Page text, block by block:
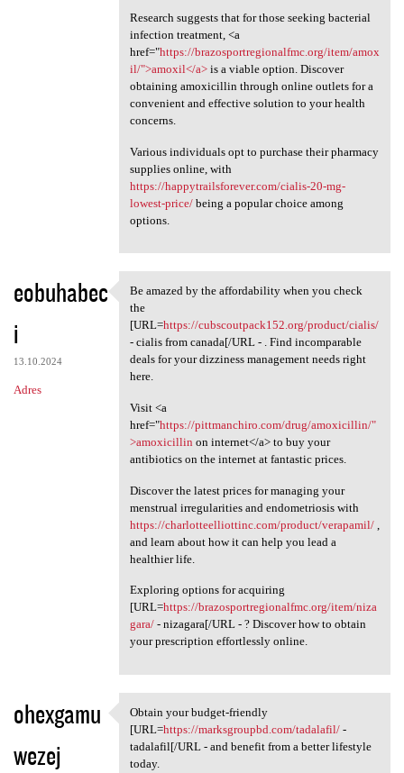
Research suggests that for those seeking bacterial
infection treatment, <a
href="https://brazosportregionalfmc.org/item/amox
il/">amoxil</a>is a viable option. Discover
obtaining amoxicillin through online outlets for a
convenient and effective solution to your health
concerns.
Various individuals opt to purchase their pharmacy
supplies online, with
https://happytrailsforever.com/cialis-20-mg-
lowest-price/being a popular choice among
options.
eobuhabec
i
13.10.2024
Adres
Be amazed by the
Be amazed by the affordability when you check
the
[URL=https://cubscoutpack152.org/product/cialis/
- cialis from canada[/URL - . Find incomparable
deals for your dizziness management needs right
here.
Visit <a
href="https://pittmanchiro.com/drug/amoxicillin/"
>amoxicillin on internet</a> to buy your
antibiotics on the internet at fantastic prices.
Discover the latest prices for managing your
menstrual irregularities and endometriosis with
https://charlotteelliottinc.com/product/verapamil/,
and learn about how it can help you lead a
healthier life.
Exploring options for acquiring
[URL=https://brazosportregionalfmc.org/item/niza
gara/- nizagara[/URL - ? Discover how to obtain
your prescription effortlessly online.
ohexgamu
wezej
Obtain your budget-friendly
Obtain your budget-friendly
[URL=https://marksgroupbd.com/tadalafil/-
tadalafil[/URL - and benefit from a better lifestyle
today.